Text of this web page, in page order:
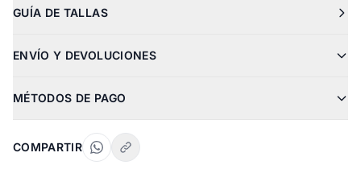
GUÍA DE TALLAS
ENVÍO Y DEVOLUCIONES
MÉTODOS DE PAGO
COMPARTIR